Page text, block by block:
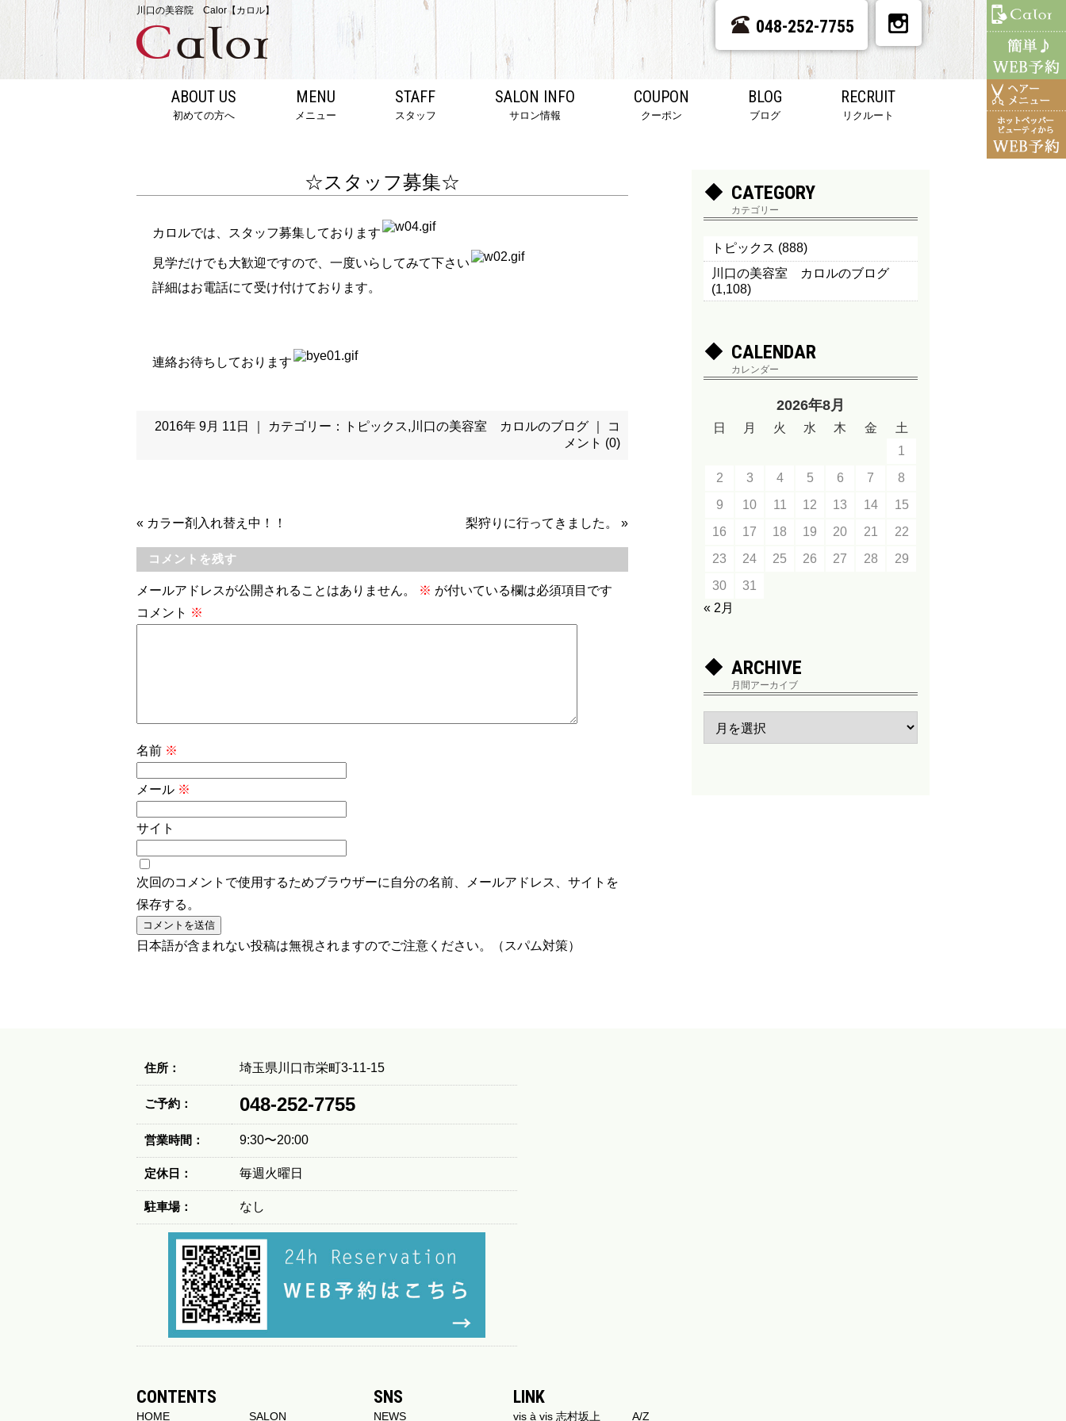
川口の美容院 Calor【カロル】
048-252-7755
ABOUT US
初めての方へ
MENU
メニュー
STAFF
スタッフ
SALON INFO
サロン情報
COUPON
クーポン
BLOG
ブログ
RECRUIT
リクルート
☆スタッフ募集☆
カロルでは、スタッフ募集しております
見学だけでも大歓迎ですので、一度いらしてみて下さい
詳細はお電話にて受け付けております。
連絡お待ちしております
2016年 9月 11日 ｜ カテゴリー： トピックス, 川口の美容室 カロルのブログ
コ
メント (0)
« カラー剤入れ替え中！！ 梨狩りに行ってきました。 »
コメントを残す
メールアドレスが公開されることはありません。 ※ が付いている欄は必須項目です
コメント ※
名前 ※
メール ※
サイト
次回のコメントで使用するためブラウザーに自分の名前、メールアドレス、サイトを
保存する。
日本語が含まれない投稿は無視されますのでご注意ください。（スパム対策）
CATEGORY
カテゴリー
トピックス (888)
川口の美容室 カロルのブログ
(1,108)
CALENDAR
カレンダー
2026年8月
日 月 火 水 木 金
土
1
2
3 4 5 6 7
8
9
10 11 12 13 14
15
16
17 18 19 20 21
22
23
24 25 26 27 28
29
30
31
« 2月
ARCHIVE
月間アーカイブ
住所： 埼玉県川口市栄町3-11-15
ご予約： 048-252-7755
営業時間： 9:30〜20:00
定休日： 毎週火曜日
駐車場： なし
CONTENTS
HOME SALON
SNS
NEWS
LINK
vis à vis 志村坂上 A/Z